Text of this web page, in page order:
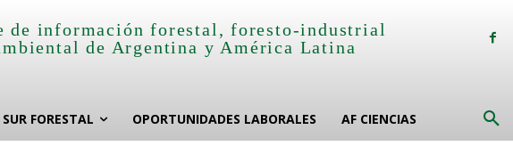
de información forestal, foresto-industrial
de Argentina y América Latina
SUR FORESTAL OPORTUNIDADES LABORALES AF CIENCIAS